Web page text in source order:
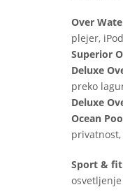
Over
plejer,
Superior
Deluxe
preko
Deluxe
Ocean
Sport &